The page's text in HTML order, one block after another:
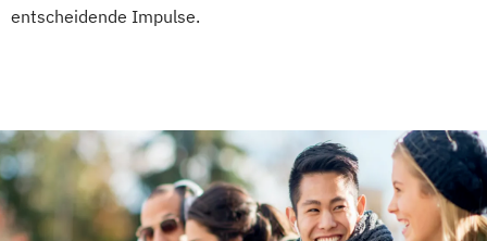
entscheidende Impulse.